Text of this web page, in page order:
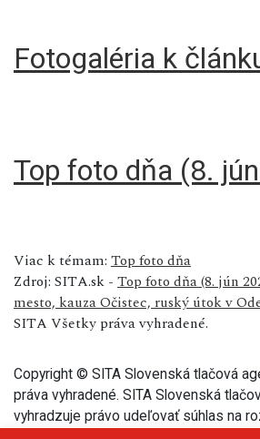
Fotogaléria k
Top foto dňa (8.
Viac k témam: Top foto dňa
Zdroj: SITA.sk - Top foto dňa (8. jún
mesto, kauza Očistec, ruský útok v
SITA Všetky práva vyhradené.
Copyright © SITA Slovenská tlačová
práva vyhradené. SITA Slovenská
vyhradzuje právo udeľovať súhlas na